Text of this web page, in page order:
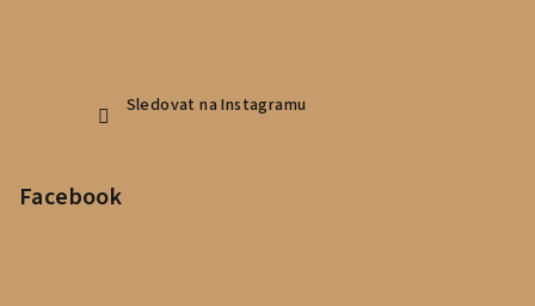
Sledovat na Instagramu
Facebook